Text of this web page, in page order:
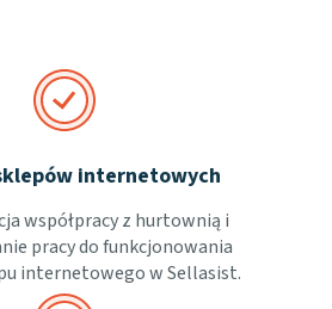
internetowych
współpracy z hurtownią i
pracy do funkcjonowania
internetowego w Sellasist.